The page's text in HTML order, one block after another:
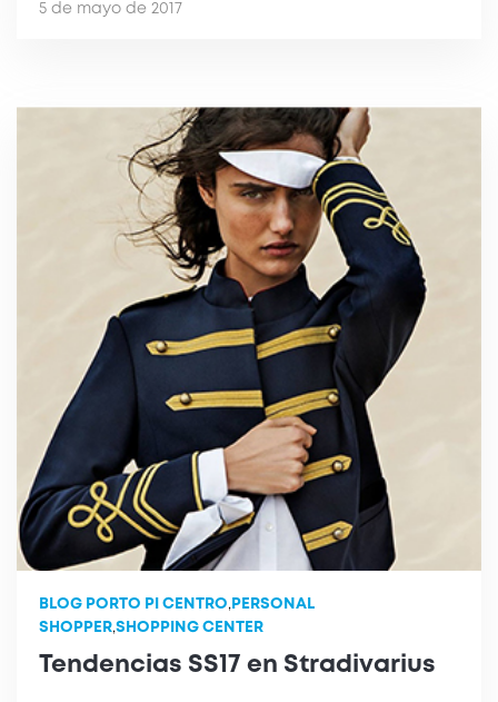
5 de mayo de 2017
BLOG PORTO PI CENTRO, PERSONAL
SHOPPER,SHOPPING CENTER
Tendencias SS17 en Stradivarius